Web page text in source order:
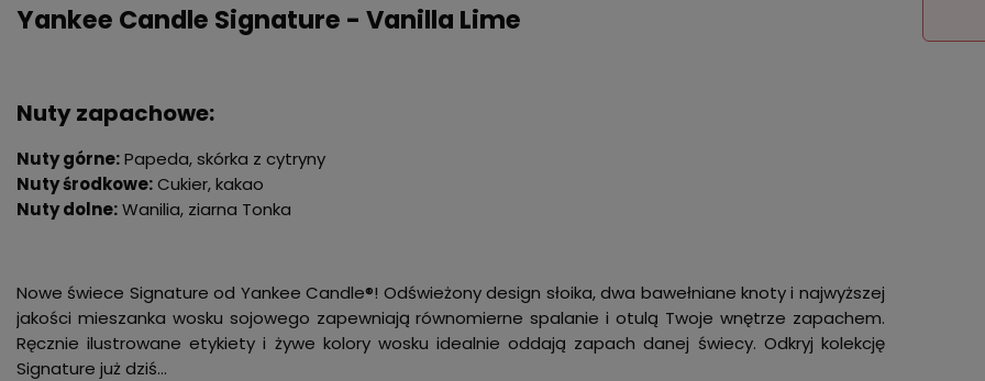
Yankee Candle Signature - Vanilla Lime
Nuty zapachowe:
Nuty górne:Papeda, skórka z cytryny
Nuty środkowe:Cukier, kakao
Nuty dolne:Wanilia, ziarna Tonka
Nowe świece Signature od Yankee Candle®! Odświeżony design słoika, dwa bawełniane knoty i najwyższej
jakości mieszanka wosku sojowego zapewniają równomierne spalanie i otulą Twoje wnętrze zapachem.
Ręcznie ilustrowane etykiety i żywe kolory wosku idealnie oddają zapach danej świecy. Odkryj kolekcję
Signature już dziś…